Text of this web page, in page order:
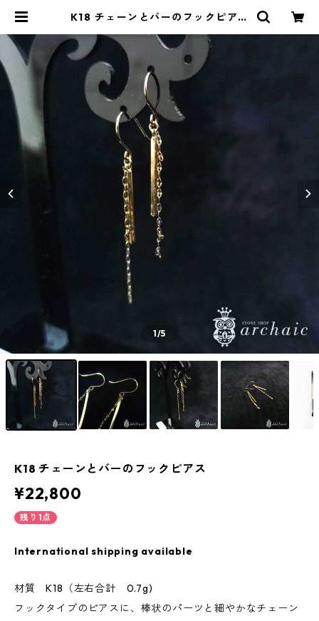
K18 チェーンとバーのフックピアス
1/5
K18 チェーンとバーのフックピアス
¥22,800
残り1点
International shipping available
材質 K18（左右合計 0.7g)
フックタイプのピアスに、棒状のパーツと細やかなチェーン